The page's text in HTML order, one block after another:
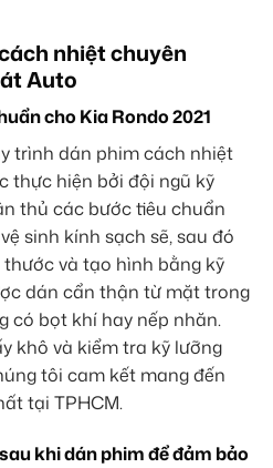
nhiệt chuyên
Auto
cho Kia Rondo 2021
trình dán phim cách nhiệt
thực hiện bởi đội ngũ kỹ
thủ các bước tiêu chuẩn
sinh kính sạch sẽ, sau đó
và tạo hình bằng kỹ
dán cẩn thận từ mặt trong
có bọt khí hay nếp nhăn.
khô và kiểm tra kỹ lưỡng
tôi cam kết mang đến
tại TPHCM.
khi dán phim để đảm bảo